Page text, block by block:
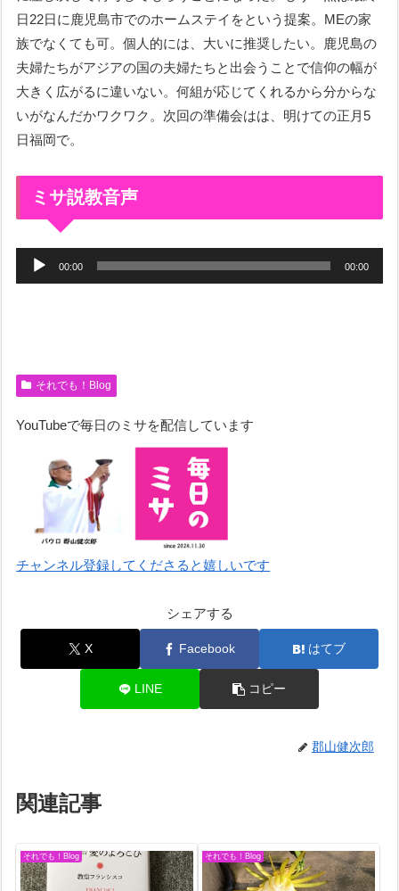
日22日に鹿児島市でのホームステイをという提案。MEの家
族でなくても可。個人的には、大いに推奨したい。鹿児島の
夫婦たちがアジアの国の夫婦たちと出会うことで信仰の幅が
大きく広がるに違いない。何組が応じてくれるから分からな
いがなんだかワクワク。次回の準備会はは、明けての正月5
日福岡で。
ミサ説教音声
声
ヤ
00:00 00:00
それでも！Blog
YouTubeで毎日のミサを配信しています
チャンネル登録してくださると嬉しいです
シェアする
X Facebook はてブ
LINE コピー
郡山健次郎
関連記事
それでも！Blog それでも！Blog